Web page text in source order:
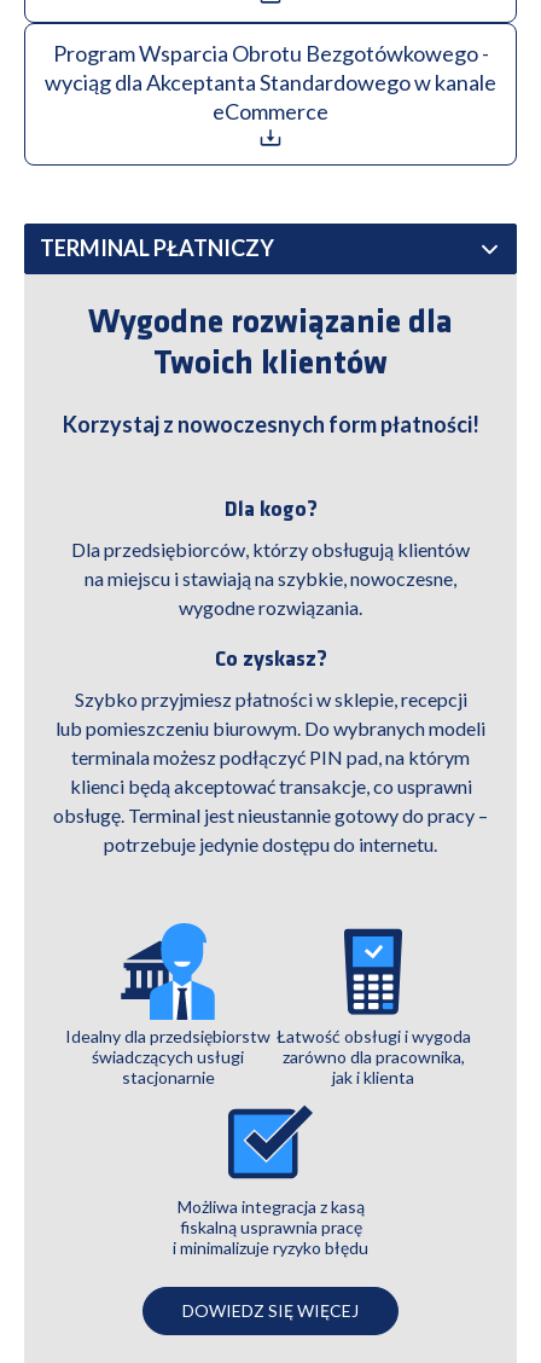
Program Wsparcia Obrotu Bezgotówkowego -
wyciąg dla Akceptanta Standardowego w kanale
eCommerce
Wygodne rozwiązanie dla
Twoich klientów
Korzystaj z nowoczesnych form płatności!
Dla kogo?
Dla przedsiębiorców, którzy obsługują klientów
na miejscu i stawiają na szybkie, nowoczesne,
wygodne rozwiązania.
Co zyskasz?
Szybko przyjmiesz płatności w sklepie, recepcji
lub pomieszczeniu biurowym. Do wybranych modeli
terminala możesz podłączyć PIN pad, na którym
klienci będą akceptować transakcje, co usprawni
obsługę. Terminal jest nieustannie gotowy do pracy –
potrzebuje jedynie dostępu do internetu.
Idealny dla przedsiębiorstw
świadczących usługi
stacjonarnie
Łatwość obsługi i wygoda
zarówno dla pracownika,
jak i klienta
Możliwa integracja z kasą
fiskalną usprawnia pracę
i minimalizuje ryzyko błędu
DOWIEDZ SIĘ WIĘCEJ